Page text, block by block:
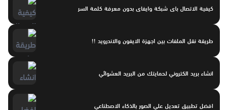
كيفية الاتصال باى شبكة وايفاى بدون معرفة كلمة السر
طريقة نقل الملفات بين اجهزة الايفون والاندرويد !!
انشاء بريد الكتروني لحمايتك من البريد العشوائي
افضل تطبيق تعديل علي الصور بالذكاء الاصطناعي